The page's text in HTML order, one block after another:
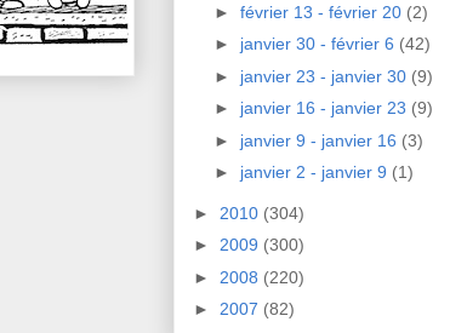
► février 13 - février 20 (2)
► janvier 30 - février 6 (42)
► janvier 23 - janvier 30 (9)
► janvier 16 - janvier 23 (9)
► janvier 9 - janvier 16 (3)
► janvier 2 - janvier 9 (1)
► 2010 (304)
► 2009 (300)
► 2008 (220)
► 2007 (82)